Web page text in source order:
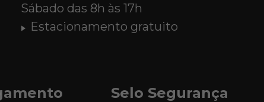
Sábado das 8h às 17h
Estacionamento gratuito
Selo Segurança